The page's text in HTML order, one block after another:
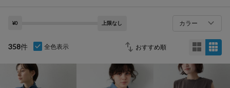
¥0 上限なし カラー
358件 全色表示